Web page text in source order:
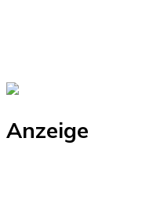
Anzeige